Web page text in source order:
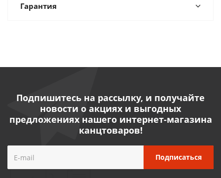
Гарантия
Подпишитесь на рассылку, и получайте
новости о акциях и выгодных
предложениях нашего интернет-магазина
канцтоваров!